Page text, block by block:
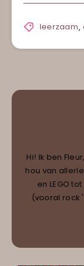
leerzaam,
Hi! Ik ben
hou van
en LEGO
(vooral rock